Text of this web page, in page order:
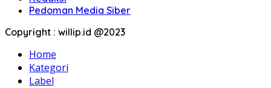
Pedoman Media Siber
Copyright : willip.id @2023
Home
Kategori
Label